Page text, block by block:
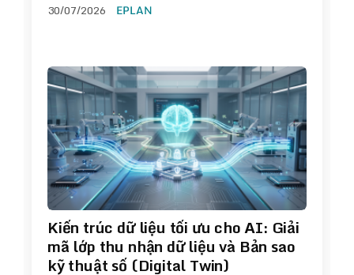
30/07/2026 EPLAN
Kiến trúc dữ liệu tối ưu cho AI: Giải
mã lớp thu nhận dữ liệu và Bản sao
kỹ thuật số (Digital Twin)